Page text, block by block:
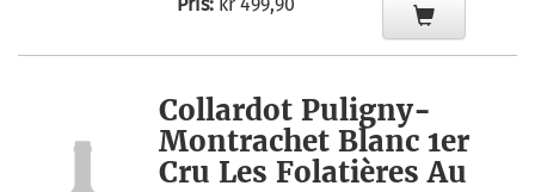
Collardot Puligny-
Montrachet Blanc 1er
Cru Les Folatières Au